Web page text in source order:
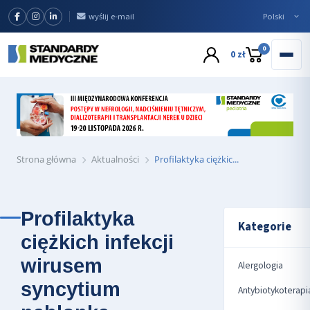
wyślij e-mail
0 zł 0
Strona główna Aktualności Profilaktyka ciężkic...
Profilaktyka
ciężkich infekcji
wirusem
syncytium
Kategorie
Alergologia